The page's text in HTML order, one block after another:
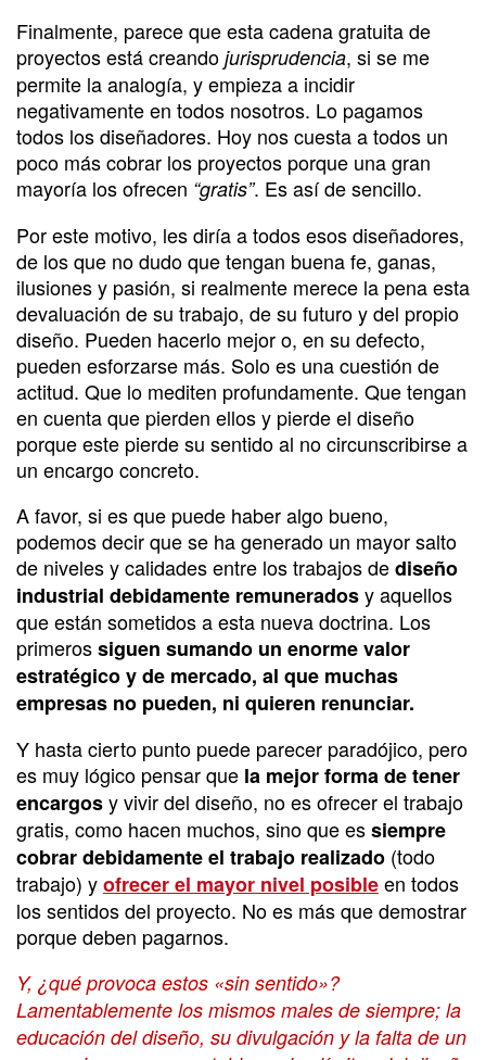
Finalmente, parece que esta cadena gratuita de
proyectos está creando jurisprudencia, si se me
permite la analogía, y empieza a incidir
negativamente en todos nosotros. Lo pagamos
todos los diseñadores. Hoy nos cuesta a todos un
poco más cobrar los proyectos porque una gran
mayoría los ofrecen “gratis”. Es así de sencillo.
Por este motivo, les diría a todos esos diseñadores,
de los que no dudo que tengan buena fe, ganas,
ilusiones y pasión, si realmente merece la pena esta
devaluación de su trabajo, de su futuro y del propio
diseño. Pueden hacerlo mejor o, en su defecto,
pueden esforzarse más. Solo es una cuestión de
actitud. Que lo mediten profundamente. Que tengan
en cuenta que pierden ellos y pierde el diseño
porque este pierde su sentido al no circunscribirse a
un encargo concreto.
A favor, si es que puede haber algo bueno,
podemos decir que se ha generado un mayor salto
de niveles y calidades entre los trabajos dediseño
industrial debidamente remuneradosy aquellos
que están sometidos a esta nueva doctrina. Los
primerossiguen sumando un enorme valor
estratégico y de mercado, al que muchas
empresas no pueden, ni quieren renunciar.
Y hasta cierto punto puede parecer paradójico, pero
es muy lógico pensar que la mejor forma de tener
encargosy vivir del diseño, no es ofrecer el trabajo
gratis, como hacen muchos, sino que essiempre
cobrar debidamente el trabajo realizado (todo
trabajo) yofrecer el mayor nivel posibleen todos
los sentidos del proyecto. No es más que demostrar
porque deben pagarnos.
Y, ¿qué provoca estos «sin sentido»?
Lamentablemente los mismos males de siempre; la
educación del diseño, su divulgación y la falta de un